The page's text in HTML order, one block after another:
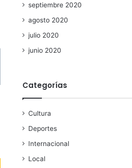
septiembre 2020
agosto 2020
julio 2020
junio 2020
Categorías
Cultura
Deportes
Internacional
Local